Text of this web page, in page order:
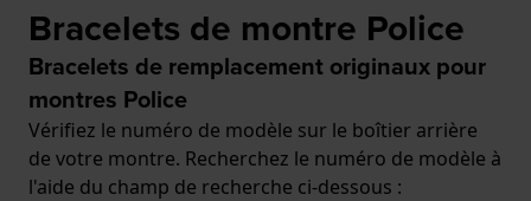
Bracelets de montre Police
Bracelets de remplacement originaux pour
montres Police
Vérifiez le numéro de modèle sur le boîtier arrière
de votre montre. Recherchez le numéro de modèle à
l'aide du champ de recherche ci-dessous :